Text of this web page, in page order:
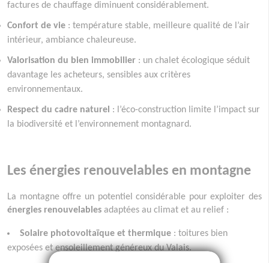
factures de chauffage diminuent considérablement.
Confort de vie : température stable, meilleure qualité de l’air
intérieur, ambiance chaleureuse.
Valorisation du bien immobilier : un chalet écologique séduit
davantage les acheteurs, sensibles aux critères
environnementaux.
Respect du cadre naturel : l’éco-construction limite l’impact sur
la biodiversité et l’environnement montagnard.
Les énergies renouvelables en montagne
La montagne offre un potentiel considérable pour exploiter des
énergies renouvelables adaptées au climat et au relief :
Solaire photovoltaïque et thermique : toitures bien
exposées et ensoleillement généreux du Valais.